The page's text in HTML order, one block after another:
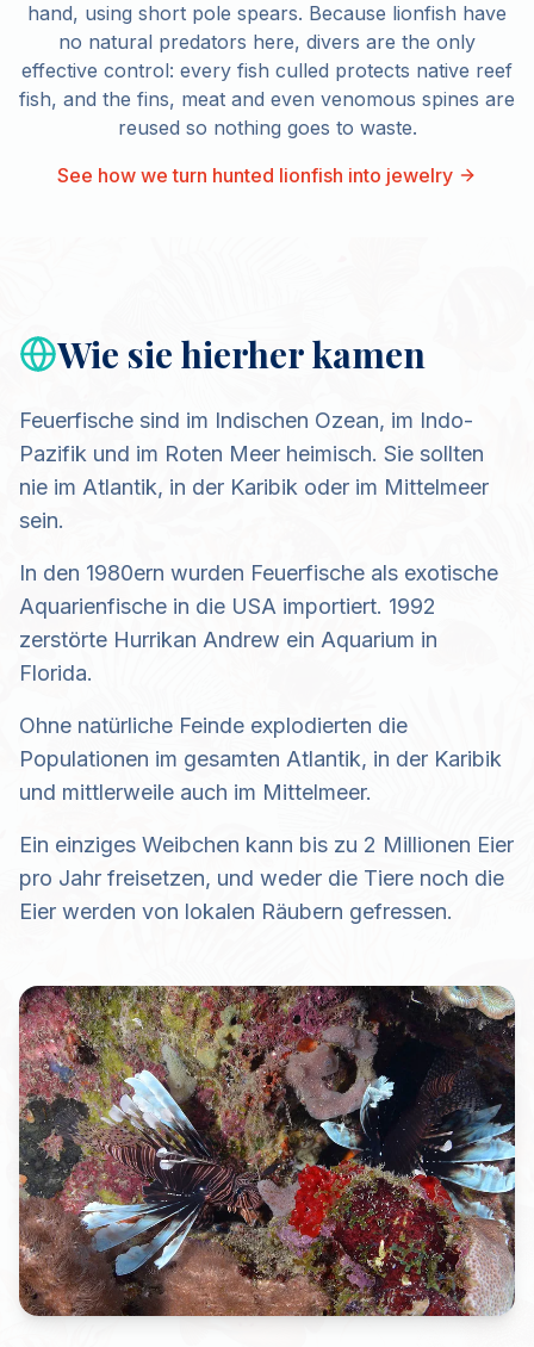
hand, using short pole spears. Because lionfish have
no natural predators here, divers are the only
effective control: every fish culled protects native reef
fish, and the fins, meat and even venomous spines are
reused so nothing goes to waste.
See how we turn hunted lionfish into jewelry
Wie sie hierher kamen
Feuerfische sind im Indischen Ozean, im Indo-
Pazifik und im Roten Meer heimisch. Sie sollten
nie im Atlantik, in der Karibik oder im Mittelmeer
sein.
In den 1980ern wurden Feuerfische als exotische
Aquarienfische in die USA importiert. 1992
zerstörte Hurrikan Andrew ein Aquarium in
Florida.
Ohne natürliche Feinde explodierten die
Populationen im gesamten Atlantik, in der Karibik
und mittlerweile auch im Mittelmeer.
Ein einziges Weibchen kann bis zu 2 Millionen Eier
pro Jahr freisetzen, und weder die Tiere noch die
Eier werden von lokalen Räubern gefressen.